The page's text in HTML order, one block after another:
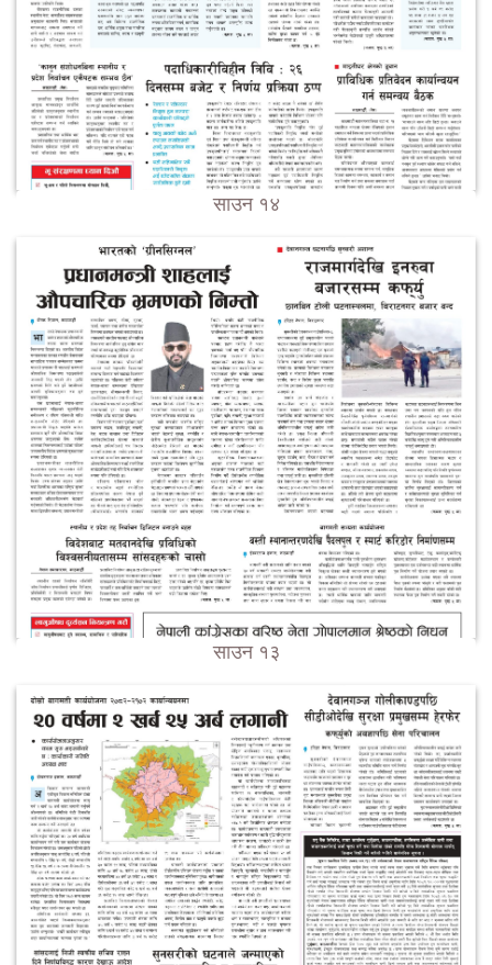
साउन १४
साउन १३